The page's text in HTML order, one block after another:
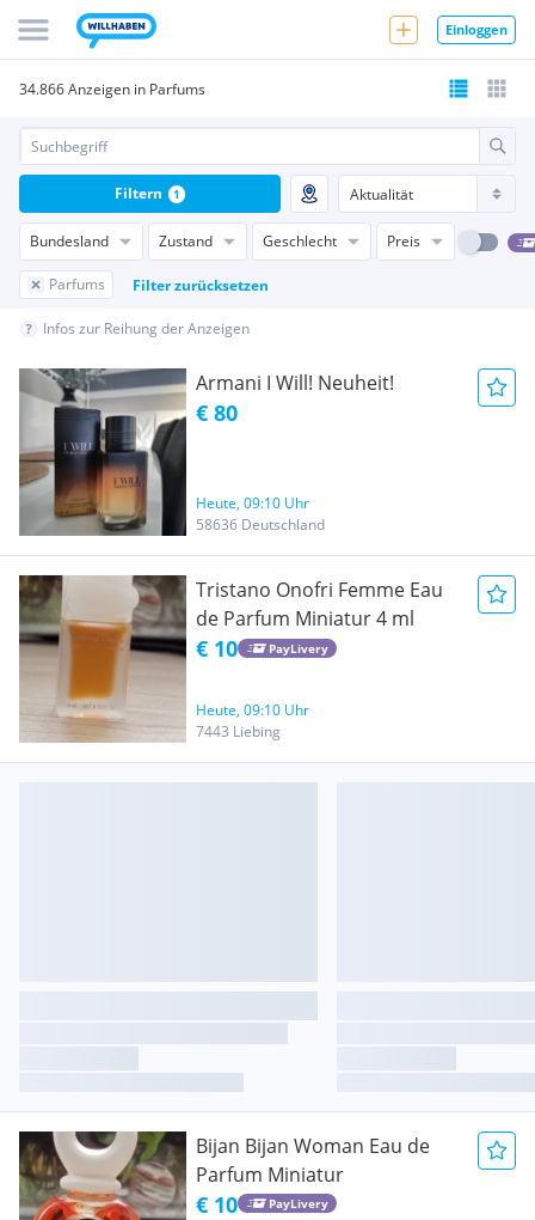
Einloggen
34.866 Anzeigen in Parfums
Bundesland Zustand Geschlecht Preis
Parfums Filter zurücksetzen
Filtern 1
Infos zur Reihung der Anzeigen
Armani I Will! Neuheit!
€ 80
Heute, 09:10 Uhr
58636 Deutschland
Tristano Onofri Femme Eau
de Parfum Miniatur 4 ml
€ 10 PayLivery
Heute, 09:10 Uhr
7443 Liebing
Bijan Bijan Woman Eau de
Parfum Miniatur
€ 10 PayLivery